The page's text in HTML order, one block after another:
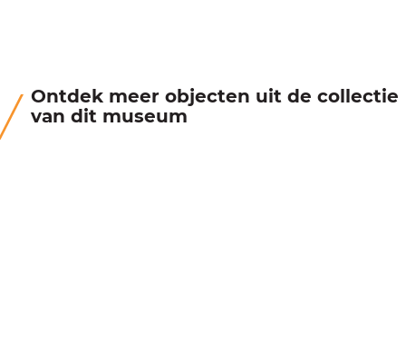
Ontdek meer objecten uit de collectie
van dit museum